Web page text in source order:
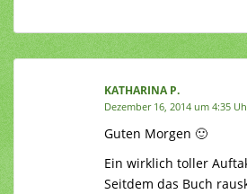
KATHARINA P.
Dezember 16, 2014 um 4:35
Guten Morgen 🙂
Ein wirklich toller
Seitdem das Buch